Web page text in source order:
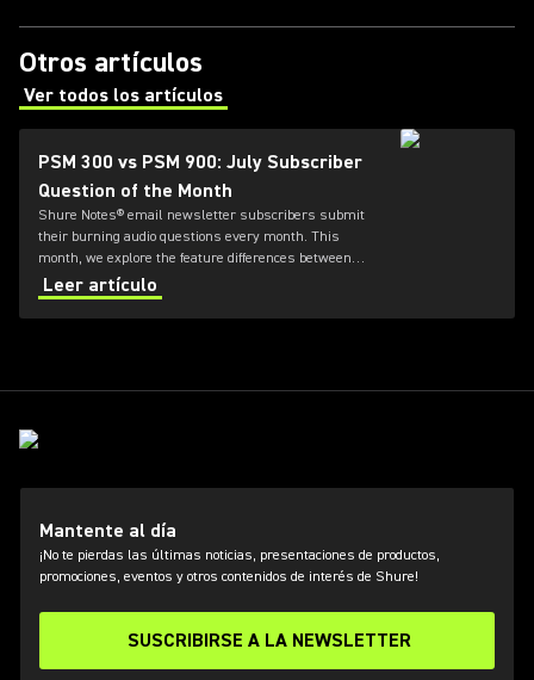
Otros artículos
Ver todos los artículos
(Opens in a new tab)
PSM 300 vs PSM 900: July Subscriber
Question of the Month
Shure Notes® email newsletter subscribers submit
their burning audio questions every month. This
month, we explore the feature differences between
PSM 300 and PSM 900.
Leer artículo
Mantente al día
¡No te pierdas las últimas noticias, presentaciones de productos,
promociones, eventos y otros contenidos de interés de Shure!
SUSCRIBIRSE A LA NEWSLETTER